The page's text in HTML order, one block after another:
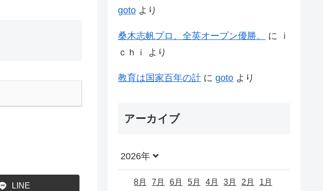
LINE
goto より
桑木志帆プロ、全英オープン優勝。 に
ｉ
ｃｈｉ
より
教育は国家百年の計 に goto より
アーカイブ
2026年
8月 7月 6月 5月 4月 3月 2月 1月